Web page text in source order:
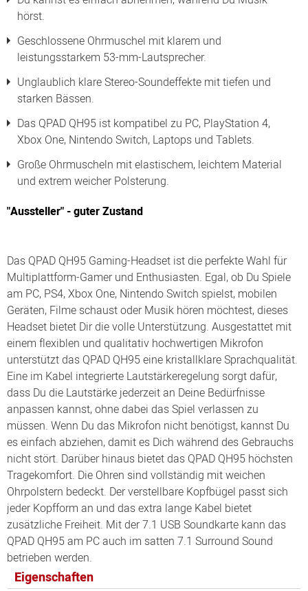
hörst.
Geschlossene Ohrmuschel mit klarem und
leistungsstarkem 53-mm-Lautsprecher.
Unglaublich klare Stereo-Soundeffekte mit tiefen und
starken Bässen.
Das QPAD QH95 ist kompatibel zu PC, PlayStation 4,
Xbox One, Nintendo Switch, Laptops und Tablets.
Große Ohrmuscheln mit elastischem, leichtem Material
und extrem weicher Polsterung.
"Aussteller" - guter Zustand
Das QPAD QH95 Gaming-Headset ist die perfekte Wahl für
Multiplattform-Gamer und Enthusiasten. Egal, ob Du Spiele
am PC, PS4, Xbox One, Nintendo Switch spielst, mobilen
Geräten, Filme schaust oder Musik hören möchtest, dieses
Headset bietet Dir die volle Unterstützung. Ausgestattet mit
einem flexiblen und qualitativ hochwertigen Mikrofon
unterstützt das QPAD QH95 eine kristallklare Sprachqualität.
Eine im Kabel integrierte Lautstärkeregelung sorgt dafür,
dass Du die Lautstärke jederzeit an Deine Bedürfnisse
anpassen kannst, ohne dabei das Spiel verlassen zu
müssen. Wenn Du das Mikrofon nicht benötigst, kannst Du
es einfach abziehen, damit es Dich während des Gebrauchs
nicht stört. Darüber hinaus bietet das QPAD QH95 höchsten
Tragekomfort. Die Ohren sind vollständig mit weichen
Ohrpolstern bedeckt. Der verstellbare Kopfbügel passt sich
jeder Kopfform an und das extra lange Kabel bietet
zusätzliche Freiheit. Mit der 7.1 USB Soundkarte kann das
QPAD QH95 am PC auch im satten 7.1 Surround Sound
betrieben werden.
Eigenschaften